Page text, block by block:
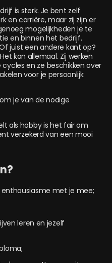
is sterk. Je bent zelf
en carrière, maar zij zijn er
mogelijkheden je te
en binnen het bedrijf.
juist een andere kant op?
kan allemaal. Zij werken
en ze beschikken over
voor je persoonlijk
je van de nodige
als hobby is het fair om
verzekerd van een mooi
met je mee;
leren en jezelf